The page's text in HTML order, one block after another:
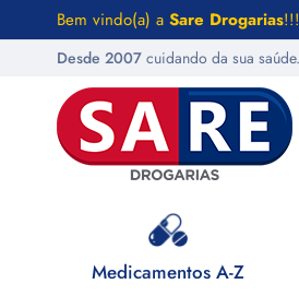
Bem vindo(a) a Sare Drogarias
Desde 2007 cuidando da sua saúde.
Medicamentos A-Z